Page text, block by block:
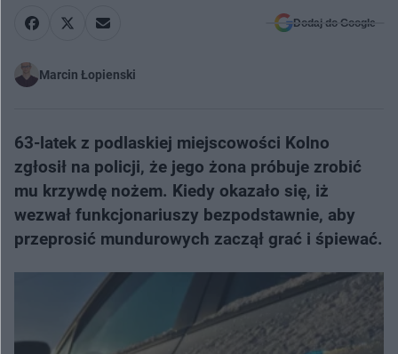
Dodaj do Google
Marcin Łopienski
63-latek z podlaskiej miejscowości Kolno
zgłosił na policji, że jego żona próbuje zrobić
mu krzywdę nożem. Kiedy okazało się, iż
wezwał funkcjonariuszy bezpodstawnie, aby
przeprosić mundurowych zaczął grać i śpiewać.